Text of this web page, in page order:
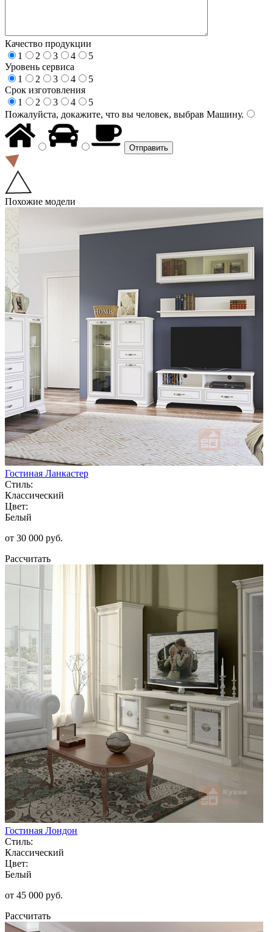
Качество продукции
1
2 3 4
5
Уровень сервиса
1
2 3 4
5
Срок изготовления
1
2 3 4
5
Пожалуйста, докажите, что вы человек, выбрав Машину.
Похожие модели
Гостиная Ланкастер
Стиль:
Классический
Цвет:
Белый
от 30 000 руб.
Рассчитать
Гостиная Лондон
Стиль:
Классический
Цвет:
Белый
от 45 000 руб.
Рассчитать